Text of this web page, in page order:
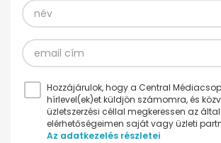
Hozzájárulok, hogy a Central
hírlevel(ek)et küldjön számomra, és
üzletszerzési céllal megkeressen az
elérhetőségeimen saját vagy üzleti
Az adatkezelés részletei